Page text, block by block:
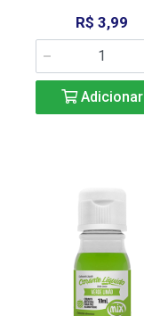
R$ 3,99
Adicionar